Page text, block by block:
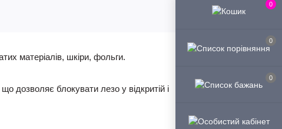
0
0
0
матеріалів, шкіри, фольги.
блокувати лезо у відкритій і